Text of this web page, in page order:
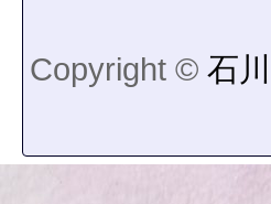
Copyright © 石